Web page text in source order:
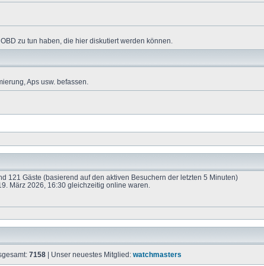
zu tun haben, die hier diskutiert werden können.
Aps usw. befassen.
121 Gäste (basierend auf den aktiven Besuchern der letzten 5 Minuten)
März 2026, 16:30 gleichzeitig online waren.
7158 | Unser neuestes Mitglied: watchmasters